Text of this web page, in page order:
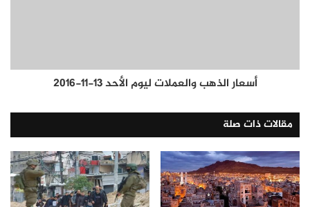
أسعار الذهب والعملات ليوم الأحد 13-11-2016
مقالات ذات صلة